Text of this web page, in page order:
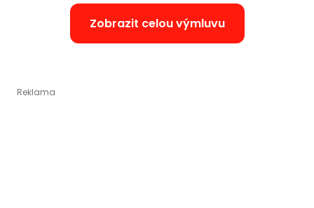
Zobrazit celou výmluvu